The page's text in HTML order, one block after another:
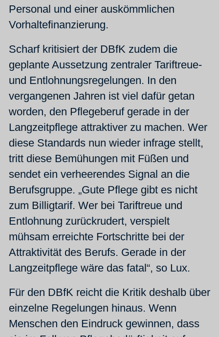
Personal und einer auskömmlichen
Vorhaltefinanzierung.
Scharf kritisiert der DBfK zudem die
geplante Aussetzung zentraler Tariftreue-
und Entlohnungsregelungen. In den
vergangenen Jahren ist viel dafür getan
worden, den Pflegeberuf gerade in der
Langzeitpflege attraktiver zu machen. Wer
diese Standards nun wieder infrage stellt,
tritt diese Bemühungen mit Füßen und
sendet ein verheerendes Signal an die
Berufsgruppe. „Gute Pflege gibt es nicht
zum Billigtarif. Wer bei Tariftreue und
Entlohnung zurückrudert, verspielt
mühsam erreichte Fortschritte bei der
Attraktivität des Berufs. Gerade in der
Langzeitpflege wäre das fatal“, so Lux.
Für den DBfK reicht die Kritik deshalb über
einzelne Regelungen hinaus. Wenn
Menschen den Eindruck gewinnen, dass